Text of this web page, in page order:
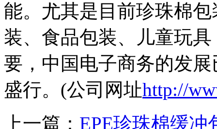
能。尤其是目前珍珠棉
装、食品包装、儿童玩
要，中国电子商务的发
盛行。(公司网址http://
上一篇： EPE珍珠棉缓